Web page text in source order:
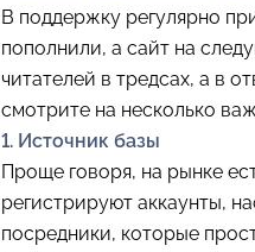
В поддержку регулярно
пополнили, а сайт на
читателей в тредсах, а в
смотрите на несколько
1. Источник базы
Проще говоря, на рынке
регистрируют аккаунты,
посредники, которые